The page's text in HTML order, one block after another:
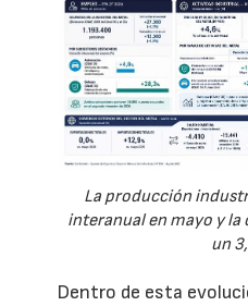
La producción
interanual en mayo y
un
Dentro de esta